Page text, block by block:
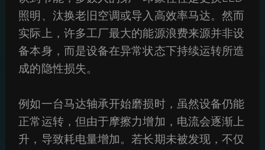
照明、汰换老旧空调或导入高效率马达。然而
实际上，许多工厂最大的能源浪费来源并非设
备本身，而是设备在异常状态下持续运转所造
成的隐性损失。
例如一台马达轴承开始磨损时，虽然设备仍能
正常运转，但由于摩擦力增加，电流会逐渐上
升，导致耗电量增加。若长期未被发现，不仅